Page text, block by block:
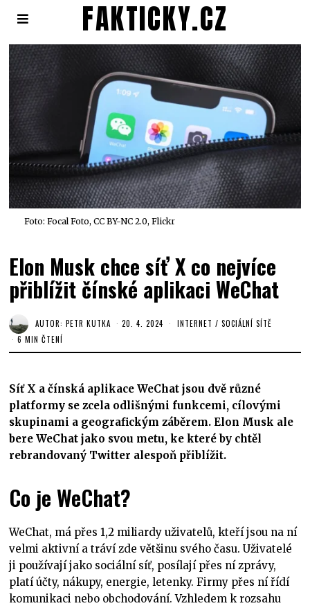
FAKTICKY.CZ
Foto: Focal Foto, CC BY-NC 2.0, Flickr
Elon Musk chce síť X co nejvíce
přiblížit čínské aplikaci WeChat
AUTOR:PETR KUTKA 20. 4. 2024 INTERNET / SOCIÁLNÍ SÍTĚ
6 MIN ČTENÍ
Síť X a čínská aplikace WeChat jsou dvě různé
platformy se zcela odlišnými funkcemi, cílovými
skupinami a geografickým záběrem. Elon Musk ale
bere WeChat jako svou metu, ke které by chtěl
rebrandovaný Twitter alespoň přiblížit.
Co je WeChat?
WeChat, má přes 1,2 miliardy uživatelů, kteří jsou na ní
velmi aktivní a tráví zde většinu svého času. Uživatelé
ji používají jako sociální síť, posílají přes ní zprávy,
platí účty, nákupy, energie, letenky. Firmy přes ní řídí
komunikaci nebo obchodování. Vzhledem k rozsahu